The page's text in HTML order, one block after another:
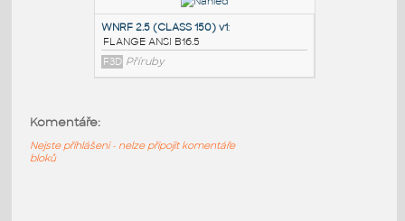
WNRF 5 (CLASS 150) v1
FLANGE ANSI B16.5
F3D Příruby
Příruby
Komentáře:
Nejste přihlášeni - nelze připojit komentáře
bloků